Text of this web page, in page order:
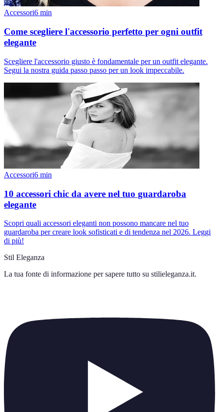
Accessori6 min
Come scegliere l'accessorio perfetto per ogni outfit
elegante
Scegliere l'accessorio giusto è fondamentale per un outfit elegante.
Segui la nostra guida passo passo per un look impeccabile.
Accessori6 min
10 accessori chic da avere nel tuo guardaroba
elegante
Scopri quali accessori eleganti non possono mancare nel tuo
guardaroba per creare look sofisticati e di tendenza nel 2026. Leggi
di più!
Stil Eleganza
La tua fonte di informazione per sapere tutto su stilieleganza.it.